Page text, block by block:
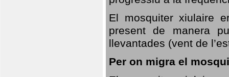
El mosquiter xiulaire
present de manera
llevantades (vent de
Per on migra el